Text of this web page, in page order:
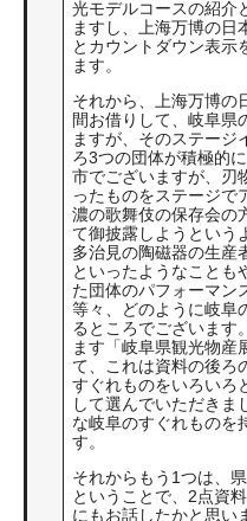
光モデルコースの紹介
ますし、上海万博の日
とカウントダウン表示
ます。
それから、上海万博の
間お借りして、岐阜県
ますが、そのステージ
ろ3つの団体が積極的
市でございますが、刃
ったものをステージで
濃の歌舞伎の保存会の
て御披露しようという
多治見の陶磁器の生産
といったようなことも
た団体のパフォーマン
等々、どのように岐阜
るところでございます
ます「岐阜県観光物産
て、これは資料の後ろ
すぐれものをいろいろ
して選んでいただきま
な岐阜のすぐれものを
す。
それからもう1つは、
ということで、2点資
にもお話したかと思い